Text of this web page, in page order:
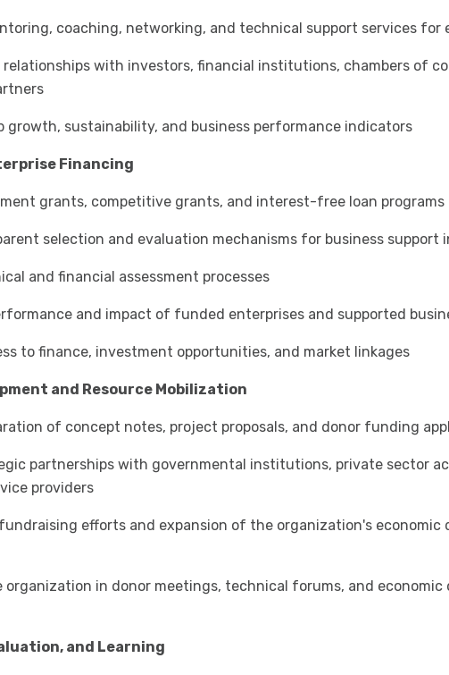
coaching, networking, and technical support services for
with investors, financial institutions, chambers of
growth, sustainability, and business performance indicators
Financing
grants, competitive grants, and interest-free loan programs
selection and evaluation mechanisms for business support
and financial assessment processes
and impact of funded enterprises and supported
to finance, investment opportunities, and market linkages
and Resource Mobilization
of concept notes, project proposals, and donor funding
partnerships with governmental institutions, private sector
providers
efforts and expansion of the organization's economic
in donor meetings, technical forums, and economic
and Learning